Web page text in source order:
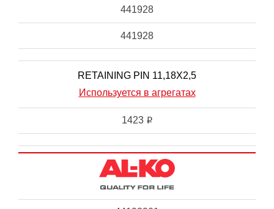
441928
441928
RETAINING PIN 11,18X2,5
Используется в агрегатах
1423 i